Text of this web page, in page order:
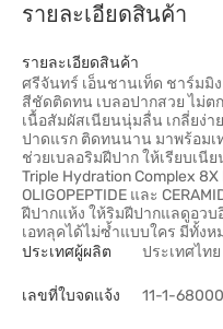
รายละเอียดสินค้า
รายละเอียดสินค้า
ศรีจันทร์ เอ็นชานเท็ด ชาร์ม
สีชัดติดทน เบลอปากสวย ไม่
เนื้อสัมผัสเนียนนุ่มลื่น เกลี่ยง่
ปาดแรก ติดทนนาน มาพร้อมเ
ช่วยเบลอริมฝีปาก ให้เรียบเนี
Triple Hydration Complex 8X
OLIGOPEPTIDE และ
ฝีปากแห้ง ให้ริมฝีปากแลดูอว
เอทลุคได้ไม่ซ้ำแบบใคร มีทั้งห
ประเทศผู้ผลิต
ประเทศไทย
เลขที่ใบจดแจ้ง 11-1-